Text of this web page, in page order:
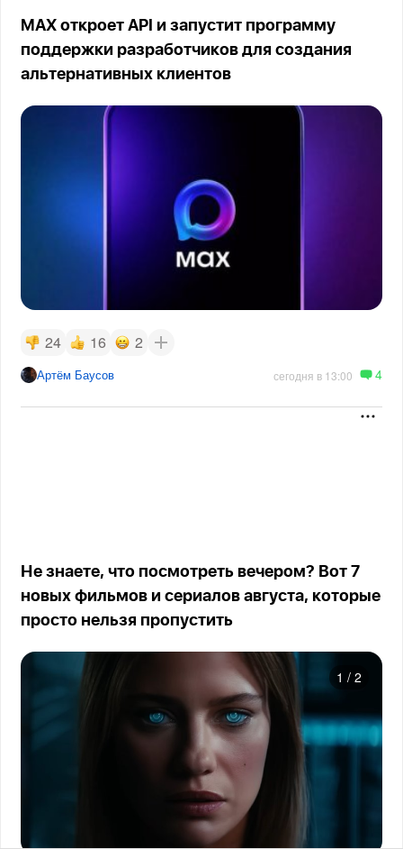
MAX откроет API и запустит программу
поддержки разработчиков для создания
альтернативных клиентов
24 16 2
Артём Баусов сегодня в 13:00 4
Не знаете, что посмотреть вечером? Вот 7
новых фильмов и сериалов августа, которые
просто нельзя пропустить
1 / 2